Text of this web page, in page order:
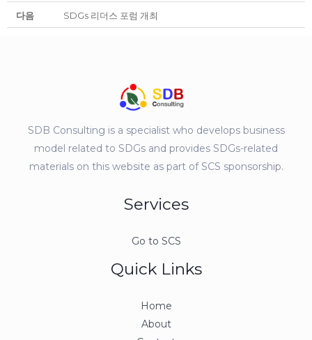
다음 SDGs 리더스 포럼 개최
SDB Consulting is a specialist who develops business
model related to SDGs and provides SDGs-related
materials on this website as part of SCS sponsorship.
Services
Go to SCS
Quick Links
Home
About